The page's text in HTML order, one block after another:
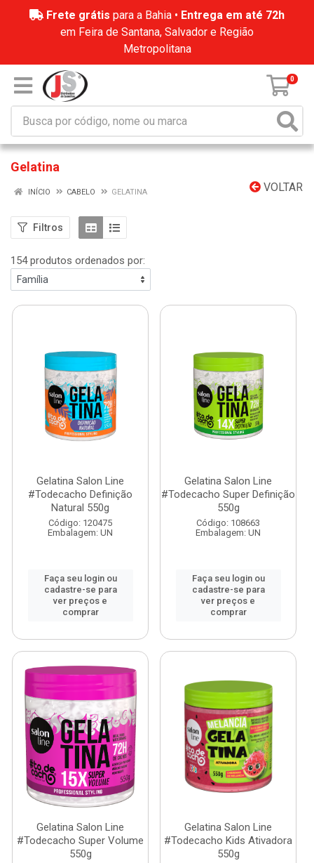
Frete grátis para a Bahia • Entrega em até 72h
em Feira de Santana, Salvador e Região
Metropolitana
0
Gelatina
VOLTAR
INÍCIO CABELO GELATINA
Filtros
154 produtos ordenados por:
Gelatina Salon Line
#Todecacho Definição
Natural 550g
Código: 120475
Embalagem: UN
Faça seu login ou
cadastre-se para
ver preços e
comprar
Gelatina Salon Line
#Todecacho Super Definição
550g
Código: 108663
Embalagem: UN
Faça seu login ou
cadastre-se para
ver preços e
comprar
Gelatina Salon Line
#Todecacho Super Volume
550g
Gelatina Salon Line
#Todecacho Kids Ativadora
550g